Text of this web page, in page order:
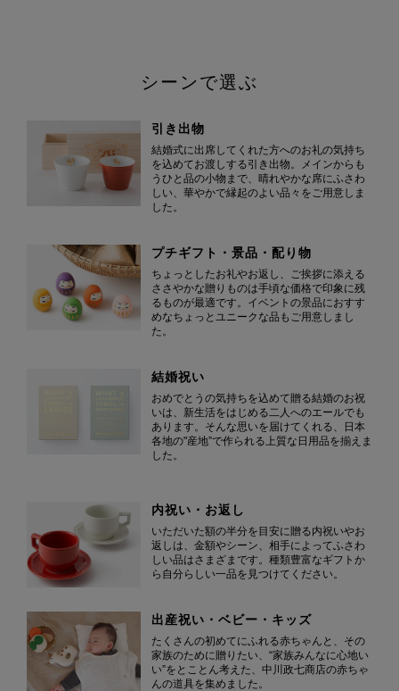
シーンで選ぶ
引き出物
結婚式に出席してくれた方へのお礼の気持ち
を込めてお渡しする引き出物。メインからも
うひと品の小物まで、晴れやかな席にふさわ
しい、華やかで縁起のよい品々をご用意しま
した。
プチギフト・景品・配り物
ちょっとしたお礼やお返し、ご挨拶に添える
ささやかな贈りものは手頃な価格で印象に残
るものが最適です。イベントの景品におすす
めなちょっとユニークな品もご用意しまし
た。
結婚祝い
おめでとうの気持ちを込めて贈る結婚のお祝
いは、新生活をはじめる二人へのエールでも
あります。そんな思いを届けてくれる、日本
各地の"産地”で作られる上質な日用品を揃えま
した。
内祝い・お返し
いただいた額の半分を目安に贈る内祝いやお
返しは、金額やシーン、相手によってふさわ
しい品はさまざまです。種類豊富なギフトか
ら自分らしい一品を見つけてください。
出産祝い・ベビー・キッズ
たくさんの初めてにふれる赤ちゃんと、その
家族のために贈りたい、“家族みんなに心地い
い”をとことん考えた、中川政七商店の赤ちゃ
んの道具を集めました。